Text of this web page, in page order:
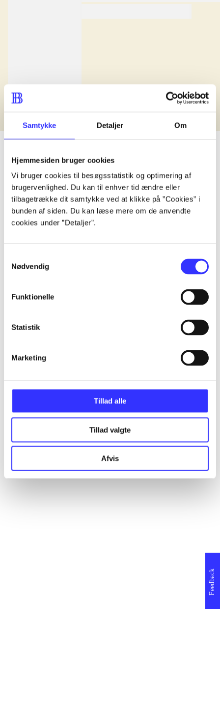
Samtykke Detaljer Om
Hjemmesiden bruger cookies
Vi bruger cookies til besøgsstatistik og optimering af
brugervenlighed. Du kan til enhver tid ændre eller
tilbagetrække dit samtykke ved at klikke på ”Cookies” i
bunden af siden. Du kan læse mere om de anvendte
cookies under ”Detaljer”.
Nødvendig
Funktionelle
Statistik
Marketing
Tillad alle
Tillad valgte
Afvis
lorem ipsum dolor sit amet ...
Udgivet i undefined. Værkerne er grupperet efter ældste registrerede
Udgivet i undefined. Værkerne er grupperet efter ældste registrerede
Udgivet i undefined . Værkerne er grupperet efter ældste registrerede
Feedback